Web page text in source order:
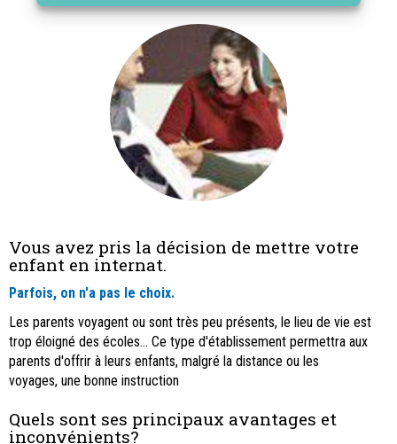
Vous avez pris la décision de mettre votre
enfant en internat.
Parfois, on n'a pas le choix.
Les parents voyagent ou sont très peu présents, le lieu de vie est
trop éloigné des écoles... Ce type d'établissement permettra aux
parents d'offrir à leurs enfants, malgré la distance ou les
voyages, une bonne instruction
Quels sont ses principaux avantages et
inconvénients?